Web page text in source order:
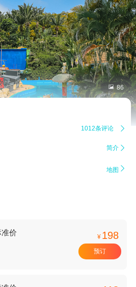
 86
1012条评论 
简介 
地图 
价 ¥ 198
预订